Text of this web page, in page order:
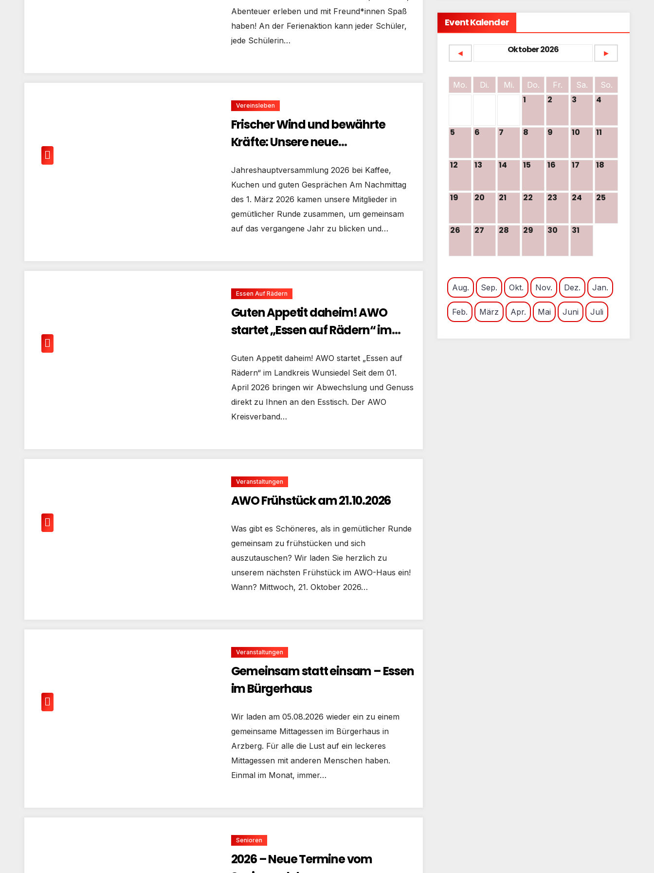
Abenteuer erleben und mit Freund*innen Spaß
haben! An der Ferienaktion kann jeder Schüler,
jede Schülerin…
Vereinsleben
Frischer Wind und bewährte
Kräfte: Unsere neue
Jahreshauptversammlung 2026 bei Kaffee,
Kuchen und guten Gesprächen Am Nachmittag
des 1. März 2026 kamen unsere Mitglieder in
gemütlicher Runde zusammen, um gemeinsam
auf das vergangene Jahr zu blicken und…
Essen Auf Rädern
Guten Appetit daheim! AWO
startet „Essen auf Rädern“ im
Guten Appetit daheim! AWO startet „Essen auf
Rädern“ im Landkreis Wunsiedel Seit dem 01.
April 2026 bringen wir Abwechslung und Genuss
direkt zu Ihnen an den Esstisch. Der AWO
Kreisverband…
Veranstaltungen
AWO Frühstück am 21.10.2026
Was gibt es Schöneres, als in gemütlicher Runde
gemeinsam zu frühstücken und sich
auszutauschen? Wir laden Sie herzlich zu
unserem nächsten Frühstück im AWO-Haus ein!
Wann? Mittwoch, 21. Oktober 2026…
Veranstaltungen
Gemeinsam statt einsam – Essen
im Bürgerhaus
Wir laden am 05.08.2026 wieder ein zu einem
gemeinsame Mittagessen im Bürgerhaus in
Arzberg. Für alle die Lust auf ein leckeres
Mittagessen mit anderen Menschen haben.
Einmal im Monat, immer…
Senioren
2026 – Neue Termine vom
Event Kalender
◄ Oktober 2026 ►
Mo. Di. Mi. Do. Fr. Sa. So.
1 2 3 4
5 6 7 8 9 10 11
12 13 14 15 16 17 18
19 20 21 22 23 24 25
26 27 28 29 30 31
Aug. Sep. Okt. Nov. Dez. Jan.
Feb. März Apr. Mai Juni Juli